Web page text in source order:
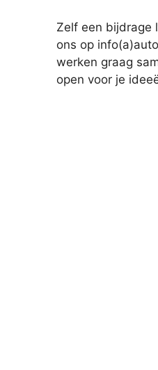
Zelf een bijdrage
ons op
werken graag
open voor je